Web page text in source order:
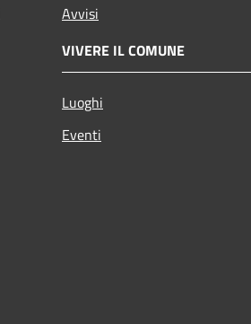
Avvisi
VIVERE IL COMUNE
Luoghi
Eventi